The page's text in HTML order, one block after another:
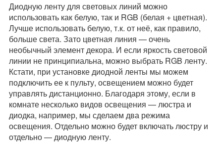
Диодную ленту для световых линий можно
использовать как белую, так и RGB (белая + цветная).
Лучше использовать белую, т.к. от неё, как правило,
больше света. Зато цветная линия — очень
необычный элемент декора. И если яркость световой
линии не принципиальна, можно выбрать RGB ленту.
Кстати, при установке диодной ленты мы можем
подключить ее к пульту, освещением можно будет
управлять дистанционно. Благодаря этому, если в
комнате несколько видов освещения — люстра и
диодка, например, мы сделаем два режима
освещения. Отдельно можно будет включать люстру и
отдельно — диодную ленту.